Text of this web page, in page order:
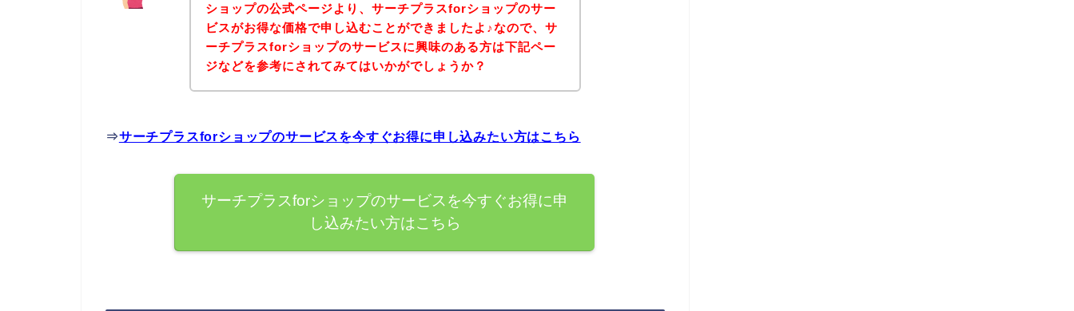
ショップの公式ページより、サーチプラスforショップのサー
ビスがお得な価格で申し込むことができましたよ♪なので、サ
ーチプラスforショップのサービスに興味のある方は下記ペー
ジなどを参考にされてみてはいかがでしょうか？
⇒サーチプラスforショップのサービスを今すぐお得に申し込みたい方はこちら
サーチプラスforショップのサービスを今すぐお得に申
し込みたい方はこちら